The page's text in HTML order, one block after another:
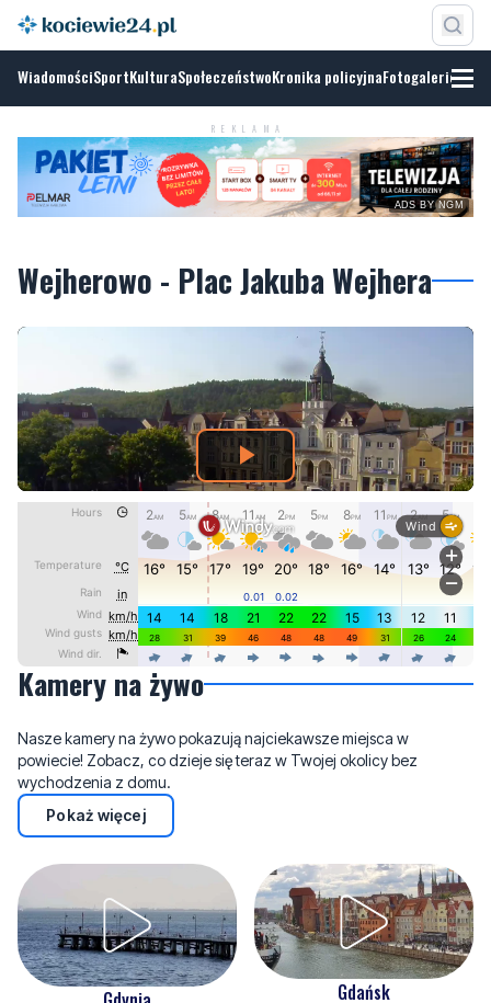
WiadomościSportKulturaSpołeczeństwoKronika policyjnaFotogalerie
REKLAMA
ADS BY NGM
Wejherowo - Plac Jakuba Wejhera
Kamery na żywo
Nasze kamery na żywo pokazują najciekawsze miejsca w
powiecie! Zobacz, co dzieje się teraz w Twojej okolicy bez
wychodzenia z domu.
Pokaż więcej
Gdańsk